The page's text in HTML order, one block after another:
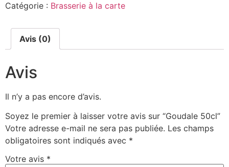
Catégorie : Brasserie à la carte
Avis (0)
Avis
Il n’y a pas encore d’avis.
Soyez le premier à laisser votre avis sur “Goudale 50cl”
Votre adresse e-mail ne sera pas publiée. Les champs
obligatoires sont indiqués avec *
Votre avis *